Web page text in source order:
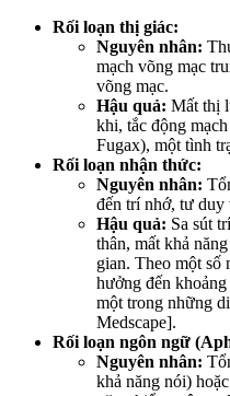
Rối loạn thị giác:
Nguyên nhân:
mạch võng mạc
võng mạc.
Hậu quả: Mất thị
khi, tắc động
Fugax), một tình
Rối loạn nhận thức:
Nguyên nhân:
đến trí nhớ, tư duy
Hậu quả: Sa sút
thân, mất khả
gian. Theo một số
hưởng đến
một trong những
Medscape].
Rối loạn ngôn ngữ
Nguyên nhân:
khả năng nói)